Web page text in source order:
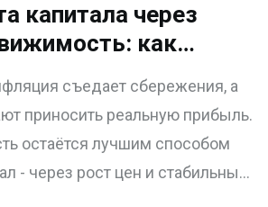
капитала через
как
сбережения при
2025 года
съедает сбережения, а
приносить реальную прибыль.
остаётся лучшим способом
- через рост цен и стабильный